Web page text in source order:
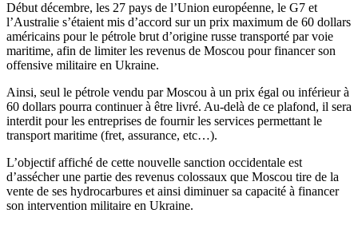
Début décembre, les 27 pays de l’Union européenne, le G7 et
l’Australie s’étaient mis d’accord sur un prix maximum de 60 dollars
américains pour le pétrole brut d’origine russe transporté par voie
maritime, afin de limiter les revenus de Moscou pour financer son
offensive militaire en Ukraine.
Ainsi, seul le pétrole vendu par Moscou à un prix égal ou inférieur à
60 dollars pourra continuer à être livré. Au-delà de ce plafond, il sera
interdit pour les entreprises de fournir les services permettant le
transport maritime (fret, assurance, etc…).
L’objectif affiché de cette nouvelle sanction occidentale est
d’assécher une partie des revenus colossaux que Moscou tire de la
vente de ses hydrocarbures et ainsi diminuer sa capacité à financer
son intervention militaire en Ukraine.